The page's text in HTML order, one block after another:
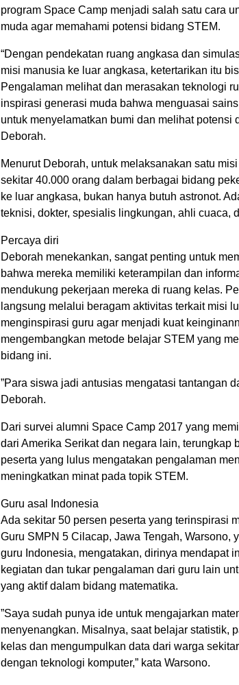
program Space Camp menjadi salah satu cara
muda agar memahami potensi bidang STEM.
“Dengan pendekatan ruang angkasa dan
misi manusia ke luar angkasa, ketertarikan itu
Pengalaman melihat dan merasakan teknologi
inspirasi generasi muda bahwa menguasai
untuk menyelamatkan bumi dan melihat potensi
Deborah.
Menurut Deborah, untuk melaksanakan satu
sekitar 40.000 orang dalam berbagai bidang
ke luar angkasa, bukan hanya butuh astronot.
teknisi, dokter, spesialis lingkungan, ahli cuaca,
Percaya diri
Deborah menekankan, sangat penting untuk
bahwa mereka memiliki keterampilan dan
mendukung pekerjaan mereka di ruang kelas.
langsung melalui beragam aktivitas terkait misi
menginspirasi guru agar menjadi kuat
mengembangkan metode belajar STEM yang
bidang ini.
”Para siswa jadi antusias mengatasi tantangan
Deborah.
Dari survei alumni Space Camp 2017 yang
dari Amerika Serikat dan negara lain, terungkap
peserta yang lulus mengatakan pengalaman
meningkatkan minat pada topik STEM.
Guru asal Indonesia
Ada sekitar 50 persen peserta yang terinspirasi
Guru SMPN 5 Cilacap, Jawa Tengah, Warsono,
guru Indonesia, mengatakan, dirinya mendapat
kegiatan dan tukar pengalaman dari guru lain
yang aktif dalam bidang matematika.
”Saya sudah punya ide untuk mengajarkan
menyenangkan. Misalnya, saat belajar statistik,
kelas dan mengumpulkan data dari warga
dengan teknologi komputer,” kata Warsono.